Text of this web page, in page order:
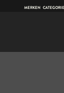
MERKEN